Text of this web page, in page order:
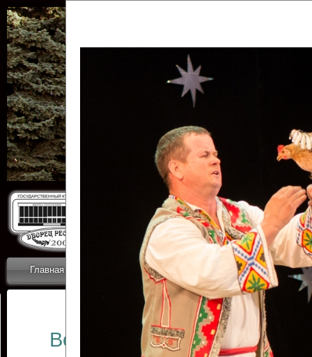
Главная Приветствие Коллективы Новости
ОТЧЕТЫ ГКЦ
Все отчеты